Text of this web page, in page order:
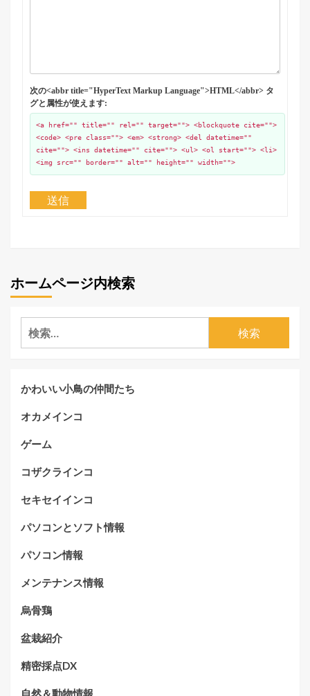
次の<abbr title="HyperText Markup Language">HTML</abbr> タ
グと属性が使えます:
<a href="" title="" rel="" target=""> <blockquote cite="">
<code> <pre class=""> <em> <strong> <del datetime=""
cite=""> <ins datetime="" cite=""> <ul> <ol start=""> <li>
<img src="" border="" alt="" height="" width="">
送信
ホームページ内検索
検
索:
かわいい小鳥の仲間たち
オカメインコ
ゲーム
コザクラインコ
セキセイインコ
パソコンとソフト情報
パソコン情報
メンテナンス情報
烏骨鶏
盆栽紹介
精密採点DX
自然＆動物情報